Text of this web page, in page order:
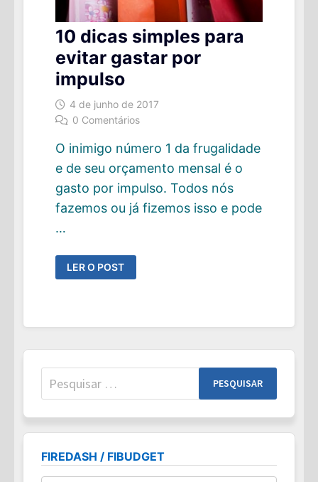
10 dicas simples para
evitar gastar por
impulso
4 de junho de 2017
0 Comentários
O inimigo número 1 da frugalidade
e de seu orçamento mensal é o
gasto por impulso. Todos nós
fazemos ou já fizemos isso e pode
…
10
DICAS
SIMPLES
IMPULSO
LER O POST
Pesquisar
por:
FIREDASH / FIBUDGET